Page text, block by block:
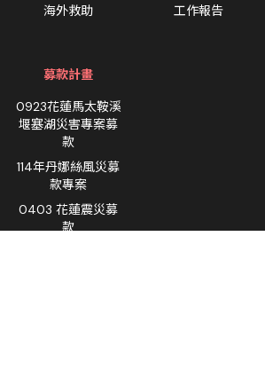
海外救助
工作報告
募款計畫
0923花蓮馬太鞍溪
堰塞湖災害專案募
款
114年丹娜絲風災募
款專案
0403 花蓮震災募
款